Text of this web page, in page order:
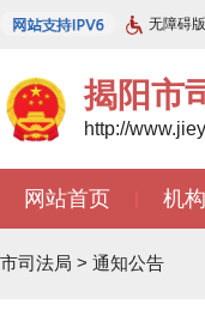
无障碍版
揭阳市
http://
网站首页 机
市司法局 > 通知公告